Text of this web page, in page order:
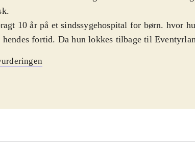
.
10 år på et sindssygehospital for børn. hvor
fortid. Da hun lokkes tilbage til
sig rundt i surrealistiske og labyrintiske
af Alices fortrængte minder.
udelukkende af en singleplayerdel. Grafikken i